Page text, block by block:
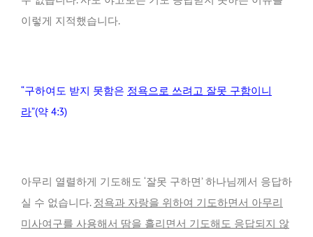
이렇게 지적했습니다.
“구하여도 받지 못함은 정욕으로 쓰려고 잘못 구함이니
라”(약 4:3)
아무리 열렬하게 기도해도 ‘잘못 구하면’ 하나님께서 응답하
실 수 없습니다. 정욕과 자랑을 위하여 기도하면서 아무리
미사여구를 사용해서 땀을 흘리면서 기도해도 응답되지 않